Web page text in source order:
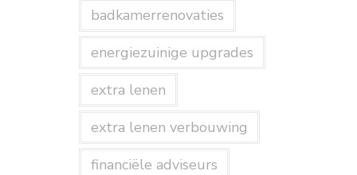
badkamerrenovaties
energiezuinige upgrades
extra lenen
extra lenen verbouwing
financiële adviseurs